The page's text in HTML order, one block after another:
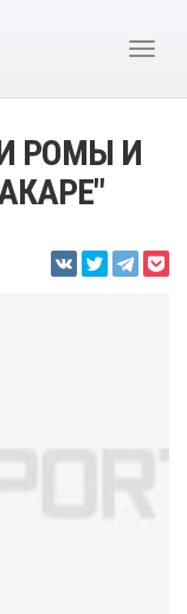
РОМЫ И